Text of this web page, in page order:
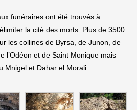
funéraires ont été trouvés à
la cité des morts. Plus de 3500
les collines de Byrsa, de Junon, de
l’Odéon et de Saint Monique mais
Mnigel et Dahar el Morali